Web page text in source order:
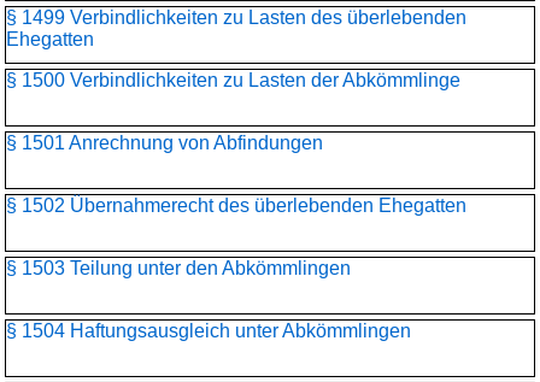
§ 1499 Verbindlichkeiten zu Lasten des überlebenden
Ehegatten
§ 1500 Verbindlichkeiten zu Lasten der Abkömmlinge
§ 1501 Anrechnung von Abfindungen
§ 1502 Übernahmerecht des überlebenden Ehegatten
§ 1503 Teilung unter den Abkömmlingen
§ 1504 Haftungsausgleich unter Abkömmlingen